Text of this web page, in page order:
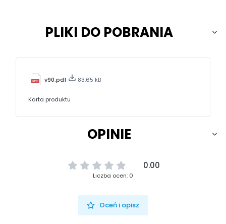
PLIKI DO POBRANIA
v90.pdf 83.65 kB
Karta produktu
OPINIE
0.00
Liczba ocen: 0
Oceń i opisz